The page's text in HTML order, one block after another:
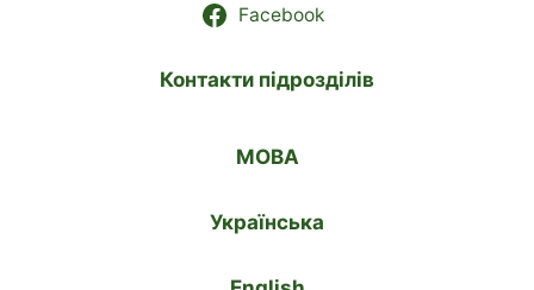
Facebook
Контакти підрозділів
МОВА
Українська